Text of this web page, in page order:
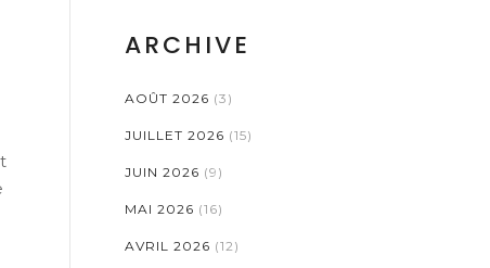
ARCHIVE
AOÛT 2026 (3)
JUILLET 2026 (15)
JUIN 2026 (9)
MAI 2026 (16)
AVRIL 2026 (12)